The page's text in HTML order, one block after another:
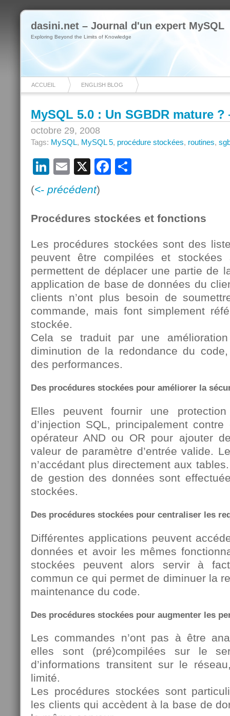
dasini.net – Journal d'un expert MySQL
Exploring Beyond the Limits of Knowledge
ACCUEIL ENGLISH BLOG
MySQL 5.0 : Un SGBDR mature
octobre 29, 2008
Tags: MySQL, MySQL 5, procédure stockées, routines,
LinkedIn
Email
X Facebook
(<- précédent)
Procédures stockées et fonctions
Les procédures stockées sont des
peuvent être compilées et
permettent de déplacer une partie de
application de base de données du
clients n’ont plus besoin de
commande, mais font simplement
stockée.
Cela se traduit par une
diminution de la redondance du
des performances.
Des procédures stockées pour améliorer la
Elles peuvent fournir une
d’injection SQL, principalement
opérateur AND ou OR pour ajouter
valeur de paramètre d’entrée valide.
n’accédant plus directement aux
de gestion des données sont
stockées.
Des procédures stockées pour centraliser les
Différentes applications peuvent
données et avoir les mêmes
stockées peuvent alors servir à
commun ce qui permet de diminuer la
maintenance du code.
Des procédures stockées pour augmenter les
Les commandes n’ont pas à être
elles sont (pré)compilées sur le
d’informations transitent sur le
limité.
Les procédures stockées sont
les clients qui accèdent à la base de